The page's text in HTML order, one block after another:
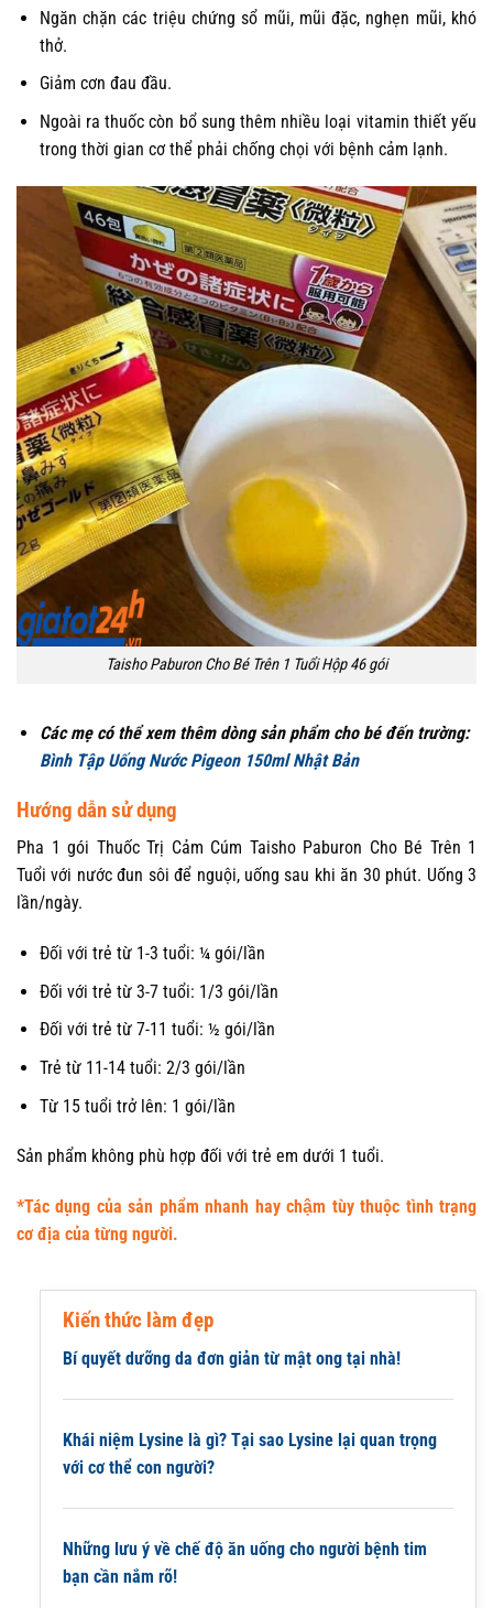
Ngăn chặn các triệu chứng sổ mũi, mũi đặc, nghẹn mũi, khó
thở.
Giảm cơn đau đầu.
Ngoài ra thuốc còn bổ sung thêm nhiều loại vitamin thiết yếu
trong thời gian cơ thể phải chống chọi với bệnh cảm lạnh.
Taisho Paburon Cho Bé Trên 1 Tuổi Hộp 46 gói
Các mẹ có thể xem thêm dòng sản phẩm cho bé đến trường:
Bình Tập Uống Nước Pigeon 150ml Nhật Bản
Hướng dẫn sử dụng
Pha 1 gói Thuốc Trị Cảm Cúm Taisho Paburon Cho Bé Trên 1
Tuổi với nước đun sôi để nguội, uống sau khi ăn 30 phút. Uống 3
lần/ngày.
Đối với trẻ từ 1-3 tuổi: ¼ gói/lần
Đối với trẻ từ 3-7 tuổi: 1/3 gói/lần
Đối với trẻ từ 7-11 tuổi: ½ gói/lần
Trẻ từ 11-14 tuổi: 2/3 gói/lần
Từ 15 tuổi trở lên: 1 gói/lần
Sản phẩm không phù hợp đối với trẻ em dưới 1 tuổi.
*Tác dụng của sản phẩm nhanh hay chậm tùy thuộc tình trạng
cơ địa của từng người.
Kiến thức làm đẹp
Bí quyết dưỡng da đơn giản từ mật ong tại nhà!
Khái niệm Lysine là gì? Tại sao Lysine lại quan trọng
với cơ thể con người?
Những lưu ý về chế độ ăn uống cho người bệnh tim
bạn cần nắm rõ!